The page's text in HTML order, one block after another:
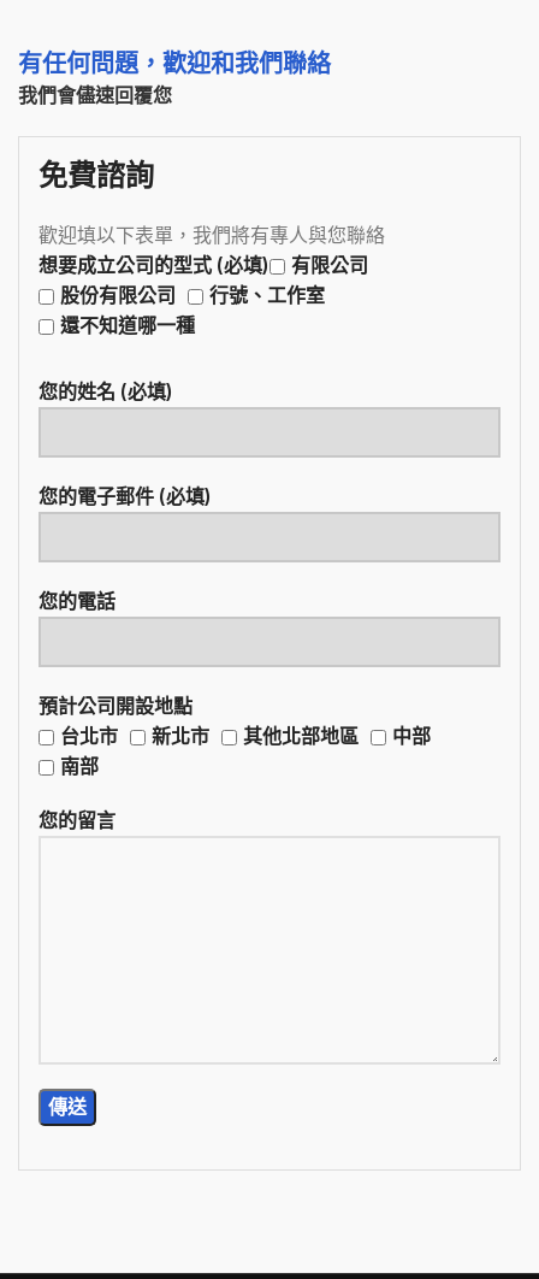
有任何問題，歡迎和我們聯絡
我們會儘速回覆您
免費諮詢
歡迎填以下表單，我們將有專人與您聯絡
想要成立公司的型式 (必填)
有限公司
股份有限公司
行號、工作室
還不知道哪一種
您的姓名 (必填)
您的電子郵件 (必填)
您的電話
預計公司開設地點
台北市
新北市 其他北部地區
中部
南部
您的留言